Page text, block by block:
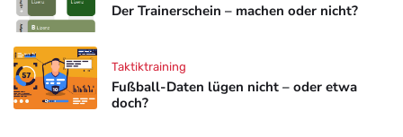
Der Trainerschein – machen oder nicht?
Fußball-Daten lügen nicht – oder etwa
doch?
Taktiktraining